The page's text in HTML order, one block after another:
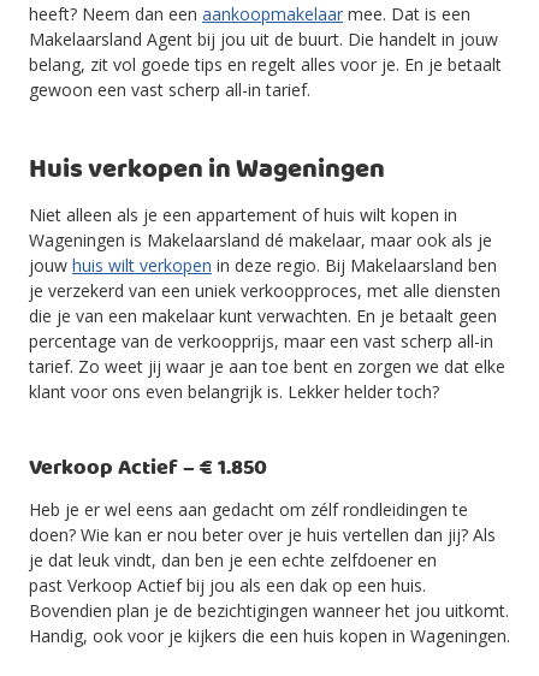
heeft? Neem dan een aankoopmakelaar mee. Dat is een
Makelaarsland Agent bij jou uit de buurt. Die handelt in jouw
belang, zit vol goede tips en regelt alles voor je. En je betaalt
gewoon een vast scherp all-in tarief.
Huis verkopen in Wageningen
Niet alleen als je een appartement of huis wilt kopen in
Wageningen is Makelaarsland dé makelaar, maar ook als je
jouw huis wilt verkopen in deze regio. Bij Makelaarsland ben
je verzekerd van een uniek verkoopproces, met alle diensten
die je van een makelaar kunt verwachten. En je betaalt geen
percentage van de verkoopprijs, maar een vast scherp all-in
tarief. Zo weet jij waar je aan toe bent en zorgen we dat elke
klant voor ons even belangrijk is. Lekker helder toch?
Verkoop Actief – € 1.850
Heb je er wel eens aan gedacht om zélf rondleidingen te
doen? Wie kan er nou beter over je huis vertellen dan jij? Als
je dat leuk vindt, dan ben je een echte zelfdoener en
past Verkoop Actief bij jou als een dak op een huis.
Bovendien plan je de bezichtigingen wanneer het jou uitkomt.
Handig, ook voor je kijkers die een huis kopen in Wageningen.